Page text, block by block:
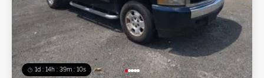
1d : 14h : 39m : 07s